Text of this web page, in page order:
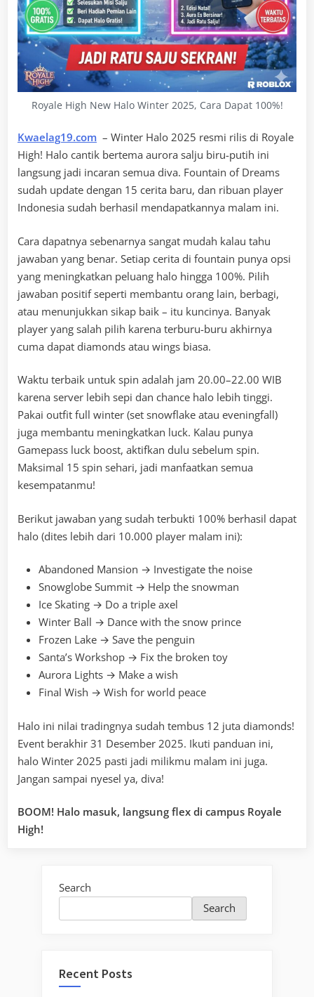
Royale High New Halo Winter 2025, Cara Dapat 100%!
Kwaelag19.com – Winter Halo 2025 resmi rilis di Royale
High! Halo cantik bertema aurora salju biru-putih ini
langsung jadi incaran semua diva. Fountain of Dreams
sudah update dengan 15 cerita baru, dan ribuan player
Indonesia sudah berhasil mendapatkannya malam ini.
Cara dapatnya sebenarnya sangat mudah kalau tahu
jawaban yang benar. Setiap cerita di fountain punya opsi
yang meningkatkan peluang halo hingga 100%. Pilih
jawaban positif seperti membantu orang lain, berbagi,
atau menunjukkan sikap baik – itu kuncinya. Banyak
player yang salah pilih karena terburu-buru akhirnya
cuma dapat diamonds atau wings biasa.
Waktu terbaik untuk spin adalah jam 20.00–22.00 WIB
karena server lebih sepi dan chance halo lebih tinggi.
Pakai outfit full winter (set snowflake atau eveningfall)
juga membantu meningkatkan luck. Kalau punya
Gamepass luck boost, aktifkan dulu sebelum spin.
Maksimal 15 spin sehari, jadi manfaatkan semua
kesempatanmu!
Berikut jawaban yang sudah terbukti 100% berhasil dapat
halo (dites lebih dari 10.000 player malam ini):
Abandoned Mansion → Investigate the noise
Snowglobe Summit → Help the snowman
Ice Skating → Do a triple axel
Winter Ball → Dance with the snow prince
Frozen Lake → Save the penguin
Santa’s Workshop → Fix the broken toy
Aurora Lights → Make a wish
Final Wish → Wish for world peace
Halo ini nilai tradingnya sudah tembus 12 juta diamonds!
Event berakhir 31 Desember 2025. Ikuti panduan ini,
halo Winter 2025 pasti jadi milikmu malam ini juga.
Jangan sampai nyesel ya, diva!
BOOM! Halo masuk, langsung flex di campus Royale
High!
Search
Search
Recent Posts